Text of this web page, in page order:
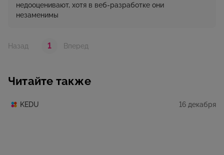
недооценивают, хотя в веб-разработке они
незаменимы
Назад 1 Вперед
Читайте также
KEDU 16 декабря